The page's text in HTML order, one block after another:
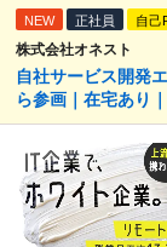
NEW 正社員 自己
株式会社オネスト
自社サービス開発
ら参画｜在宅あり